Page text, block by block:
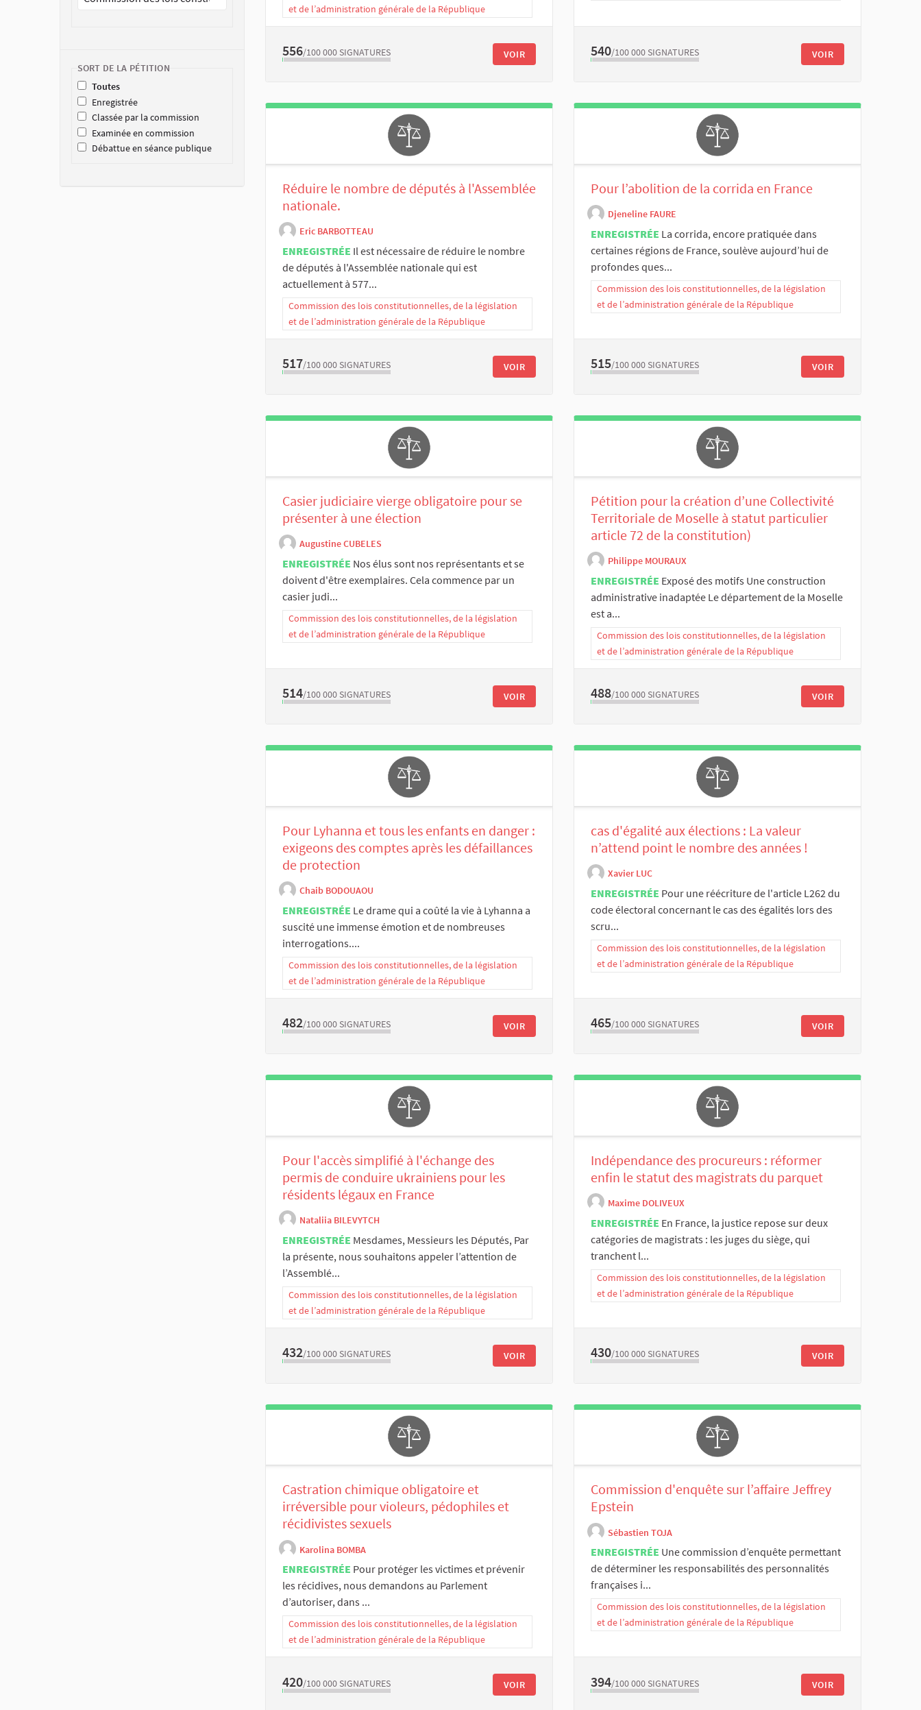
SORT DE LA PÉTITION
Toutes
Enregistrée
Classée par la commission
Examinée en commission
Débattue en séance publique
et de l’administration générale de la République
556/100 000 SIGNATURES VOIR 540/100 000 SIGNATURES VOIR
Réduire le nombre de députés à l'Assemblée
nationale.
Eric BARBOTTEAU
ENREGISTRÉE Il est nécessaire de réduire le nombre
de députés à l'Assemblée nationale qui est
actuellement à 577...
Commission des lois constitutionnelles, de la législation
et de l’administration générale de la République
517/100 000 SIGNATURES VOIR
Pour l’abolition de la corrida en France
Djeneline FAURE
ENREGISTRÉE La corrida, encore pratiquée dans
certaines régions de France, soulève aujourd’hui de
profondes ques...
Commission des lois constitutionnelles, de la législation
et de l’administration générale de la République
515/100 000 SIGNATURES VOIR
Casier judiciaire vierge obligatoire pour se
présenter à une élection
Augustine CUBELES
ENREGISTRÉE Nos élus sont nos représentants et se
doivent d'être exemplaires. Cela commence par un
casier judi...
Commission des lois constitutionnelles, de la législation
et de l’administration générale de la République
514/100 000 SIGNATURES VOIR
Pétition pour la création d’une Collectivité
Territoriale de Moselle à statut particulier
article 72 de la constitution)
Philippe MOURAUX
ENREGISTRÉE Exposé des motifs Une construction
administrative inadaptée Le département de la Moselle
est a...
Commission des lois constitutionnelles, de la législation
et de l’administration générale de la République
488/100 000 SIGNATURES VOIR
Pour Lyhanna et tous les enfants en danger :
exigeons des comptes après les défaillances
de protection
Chaib BODOUAOU
ENREGISTRÉE Le drame qui a coûté la vie à Lyhanna a
suscité une immense émotion et de nombreuses
interrogations....
Commission des lois constitutionnelles, de la législation
et de l’administration générale de la République
482/100 000 SIGNATURES VOIR
cas d'égalité aux élections : La valeur
n’attend point le nombre des années !
Xavier LUC
ENREGISTRÉE Pour une réécriture de l'article L262 du
code électoral concernant le cas des égalités lors des
scru...
Commission des lois constitutionnelles, de la législation
et de l’administration générale de la République
465/100 000 SIGNATURES VOIR
Pour l'accès simplifié à l'échange des
permis de conduire ukrainiens pour les
résidents légaux en France
Nataliia BILEVYTCH
ENREGISTRÉE Mesdames, Messieurs les Députés, Par
la présente, nous souhaitons appeler l’attention de
l’Assemblé...
Commission des lois constitutionnelles, de la législation
et de l’administration générale de la République
432/100 000 SIGNATURES VOIR
Indépendance des procureurs : réformer
enfin le statut des magistrats du parquet
Maxime DOLIVEUX
ENREGISTRÉE En France, la justice repose sur deux
catégories de magistrats : les juges du siège, qui
tranchent l...
Commission des lois constitutionnelles, de la législation
et de l’administration générale de la République
430/100 000 SIGNATURES VOIR
Castration chimique obligatoire et
irréversible pour violeurs, pédophiles et
récidivistes sexuels
Karolina BOMBA
ENREGISTRÉE Pour protéger les victimes et prévenir
les récidives, nous demandons au Parlement
d’autoriser, dans ...
Commission des lois constitutionnelles, de la législation
et de l’administration générale de la République
420/100 000 SIGNATURES VOIR
Commission d'enquête sur l’affaire Jeffrey
Epstein
Sébastien TOJA
ENREGISTRÉE Une commission d’enquête permettant
de déterminer les responsabilités des personnalités
françaises i...
Commission des lois constitutionnelles, de la législation
et de l’administration générale de la République
394/100 000 SIGNATURES VOIR